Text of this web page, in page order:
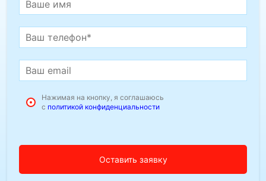
Нажимая на кнопку, я соглашаюсь
с политикой конфиденциальности